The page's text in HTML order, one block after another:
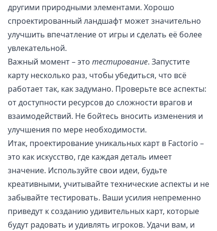
другими природными элементами. Хорошо
спроектированный ландшафт может значительно
улучшить впечатление от игры и сделать её более
увлекательной.
Важный момент – это тестирование. Запустите
карту несколько раз, чтобы убедиться, что всё
работает так, как задумано. Проверьте все аспекты:
от доступности ресурсов до сложности врагов и
взаимодействий. Не бойтесь вносить изменения и
улучшения по мере необходимости.
Итак, проектирование уникальных карт в Factorio –
это как искусство, где каждая деталь имеет
значение. Используйте свои идеи, будьте
креативными, учитывайте технические аспекты и не
забывайте тестировать. Ваши усилия непременно
приведут к созданию удивительных карт, которые
будут радовать и удивлять игроков. Удачи вам, и